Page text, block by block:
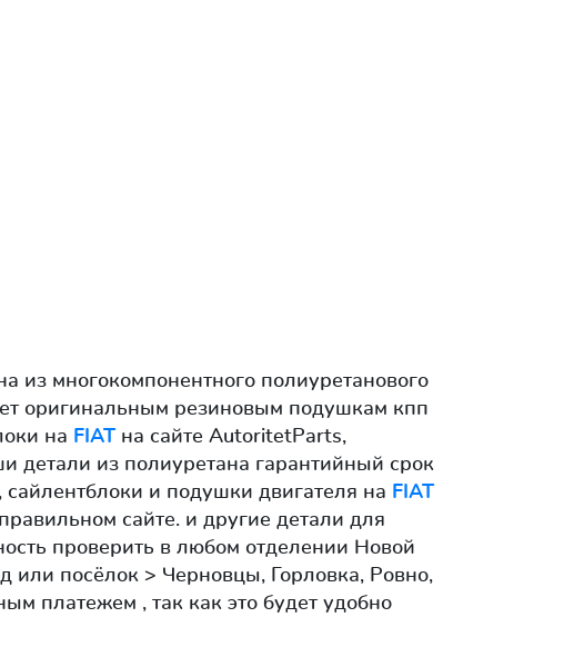
из многокомпонентного полиуретанового
оригинальным резиновым подушкам кпп
на FIAT на сайте AutoritetParts,
детали из полиуретана гарантийный срок
и подушки двигателя на FIAT
сайте. и другие детали для
проверить в любом отделении Новой
или посёлок > Черновцы, Горловка, Ровно,
платежем , так как это будет удобно